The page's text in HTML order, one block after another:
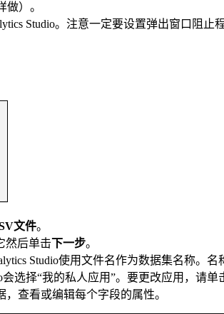
）。
Studio。注意一定要设置弹出窗口阻
文件。
然后单击下一步。
Studio使用文件名作为数据集名称。名
选择“我的私人应用”。要更改应用，请单
查看或编辑每个字段的属性。